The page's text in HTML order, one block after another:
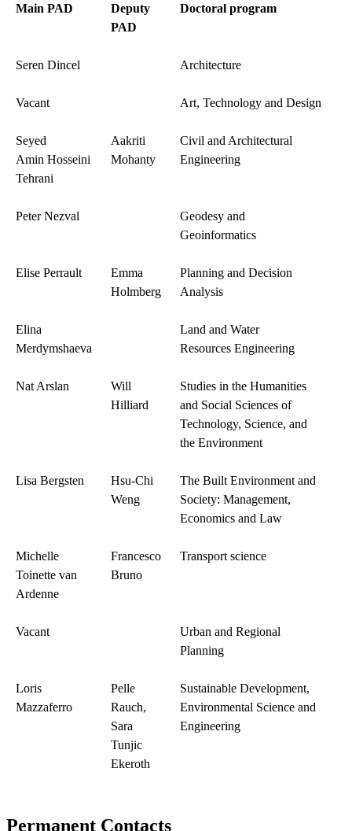
Main PAD
Deputy
PAD
Doctoral program
Seren Dincel Architecture
Vacant Art, Technology and Design
Seyed
Amin Hosseini
Tehrani
Aakriti
Mohanty
Civil and Architectural
Engineering
Peter Nezval
Geodesy and
Geoinformatics
Elise Perrault
Emma
Holmberg
Planning and Decision
Analysis
Elina
Merdymshaeva
Land and Water
Resources Engineering
Nat Arslan
Will
Hilliard
Studies in the Humanities
and Social Sciences of
Technology, Science, and
the Environment
Lisa Bergsten
Hsu-Chi
Weng
The Built Environment and
Society: Management,
Economics and Law
Michelle
Toinette van
Ardenne
Francesco
Bruno
Transport science
Vacant
Urban and Regional
Planning
Loris
Mazzaferro
Pelle
Rauch,
Sara
Tunjic
Ekeroth
Sustainable Development,
Environmental Science and
Engineering
Permanent Contacts